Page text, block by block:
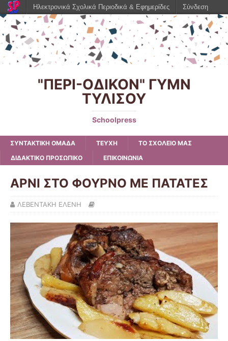
"ΠΕΡΙ-ΟΔΙΚΟΝ" ΓΥΜΝ
ΤΥΛΙΣΟΥ
Schoolpress
ΣΥΝΤΑΚΤΙΚΗ ΟΜΑΔΑ ΤΕΥΧΗ
ΤΟ ΣΧΟΛΕΙΟ ΜΑΣ
ΔΙΔΑΚΤΙΚΟ ΠΡΟΣΩΠΙΚΟ
ΕΠΙΚΟΙΝΩΝΙΑ
ΑΡΝΙ ΣΤΟ ΦΟΥΡΝΟ ΜΕ ΠΑΤΑΤΕΣ
ΛΕΒΕΝΤΑΚΗ ΕΛΕΝΗ
Ηλεκτρονικά Σχολικά Περιοδικά & Εφημερίδες Σύνδεση